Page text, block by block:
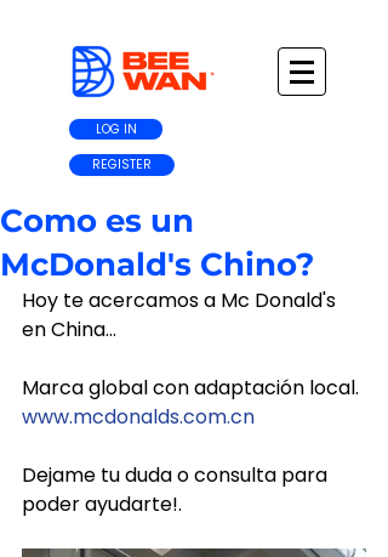
LOG IN
REGISTER
Como es un
McDonald's Chino?
Hoy te acercamos a Mc Donald's
en China...
Marca global con adaptación local.
www.mcdonalds.com.cn
Dejame tu duda o consulta para
poder ayudarte!.